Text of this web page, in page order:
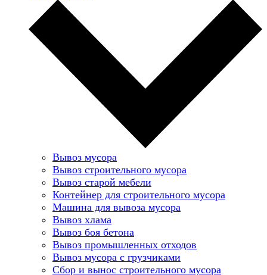
Вывоз мусора
Вывоз строительного мусора
Вывоз старой мебели
Контейнер для строительного мусора
Машина для вывоза мусора
Вывоз хлама
Вывоз боя бетона
Вывоз промышленных отходов
Вывоз мусора с грузчиками
Сбор и вынос строительного мусора